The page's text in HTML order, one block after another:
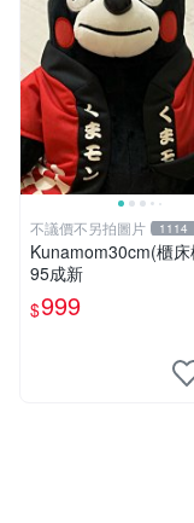
不議價不另拍圖片 1114
Kunamom30cm(櫃床
95成新
$999